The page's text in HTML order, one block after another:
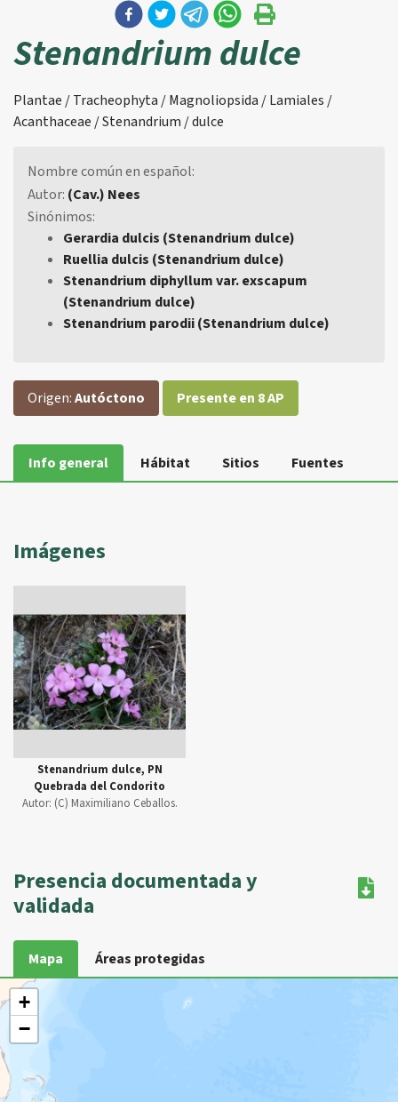
Stenandrium dulce
Plantae / Tracheophyta / Magnoliopsida / Lamiales /
Acanthaceae / Stenandrium / dulce
Nombre común en español:
Autor: (Cav.) Nees
Sinónimos:
Gerardia dulcis (Stenandrium dulce)
Ruellia dulcis (Stenandrium dulce)
Stenandrium diphyllum var. exscapum
(Stenandrium dulce)
Stenandrium parodii (Stenandrium dulce)
Origen:Autóctono Presente en 8 AP
Info general Hábitat Sitios Fuentes
Imágenes
Stenandrium dulce, PN
Quebrada del Condorito
Autor: (C) Maximiliano Ceballos.
Presencia documentada y
validada
Mapa Áreas protegidas
+
−